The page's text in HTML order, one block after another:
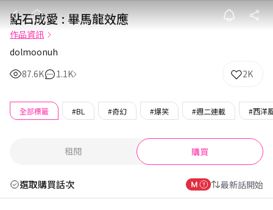
點石成愛 : 畢
點石成愛 : 畢馬龍效應
作品資訊
dolmoonuh
87.6K
1.1K 2K
全部標籤 #BL #奇幻 #爆笑 #週二連載 #西洋
租閱 購買
選取購買話次 最新話開始